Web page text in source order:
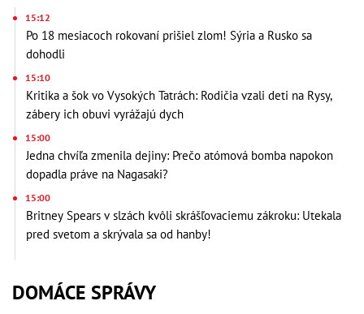
15:12
Po 18 mesiacoch rokovaní prišiel zlom! Sýria a Rusko sa
dohodli
15:10
Kritika a šok vo Vysokých Tatrách: Rodičia vzali deti na Rysy,
zábery ich obuvi vyrážajú dych
15:00
Jedna chvíľa zmenila dejiny: Prečo atómová bomba napokon
dopadla práve na Nagasaki?
15:00
Britney Spears v slzách kvôli skrášľovaciemu zákroku: Utekala
pred svetom a skrývala sa od hanby!
DOMÁCE SPRÁVY